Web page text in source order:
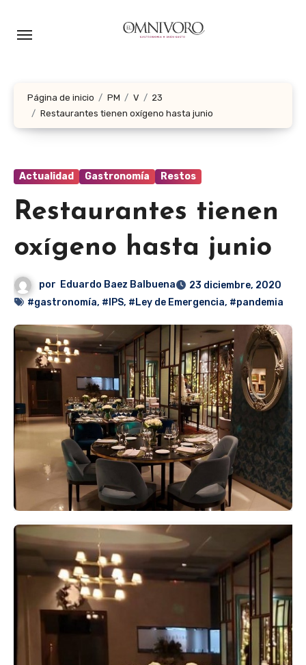
Página de inicio PM V
23
Restaurantes tienen oxígeno hasta junio
Actualidad Gastronomía Restos
Restaurantes tienen
oxígeno hasta junio
por Eduardo Baez Balbuena
23 diciembre, 2020
#gastronomía, #IPS, #Ley de Emergencia, #pandemia